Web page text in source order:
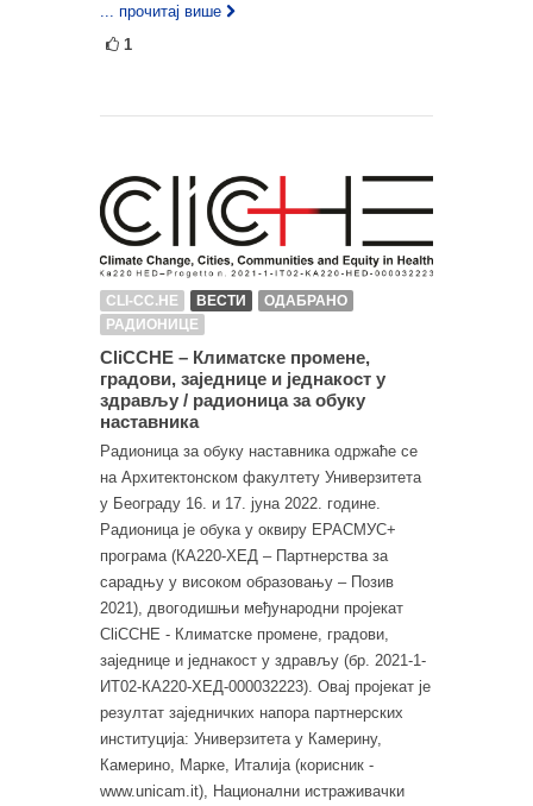
... прочитај више
1
CLI-CC.HE ВЕСТИ
ОДАБРАНО
РАДИОНИЦЕ
CliCCHE – Климатске промене,
градови, заједнице и једнакост у
здрављу / радионица за обуку
наставника
Радионица за обуку наставника одржаће се
на Архитектонском факултету Универзитета
у Београду 16. и 17. јуна 2022. године.
Радионица је обука у оквиру ЕРАСМУС+
програма (КА220-ХЕД – Партнерства за
сарадњу у високом образовању – Позив
2021), двогодишњи међународни пројекат
CliCCHE - Климатске промене, градови,
заједнице и једнакост у здрављу (бр. 2021-1-
ИТ02-КА220-ХЕД-000032223). Овај пројекат је
резултат заједничких напора партнерских
институција: Универзитета у Камерину,
Камерино, Марке, Италија (корисник -
www.unicam.it), Национални истраживачки